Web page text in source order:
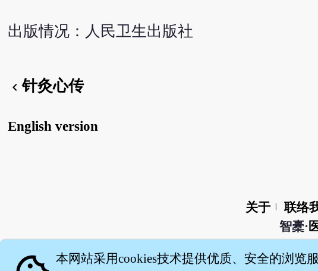
出版情况：人民卫生出版社
chevron_left针灸心传
English version
关于 联络
智橐·
本网站采用cookies技术提供优质、安全的浏览